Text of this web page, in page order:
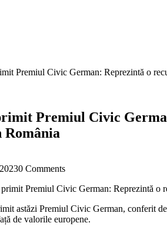
Premiul Civic German: Reprezintă o
Premiul Civic
România
0 Comments
astăzi Premiul Civic German, conferit
de valorile europene.